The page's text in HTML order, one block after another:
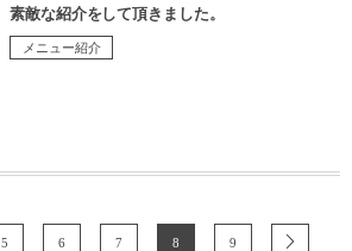
素敵な紹介をして頂きました。
メニュー紹介
5 6 7 8 9